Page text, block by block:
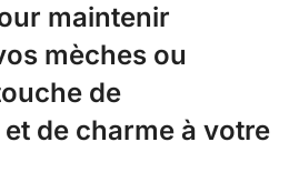
maintenir
mèches ou
de
de charme à votre